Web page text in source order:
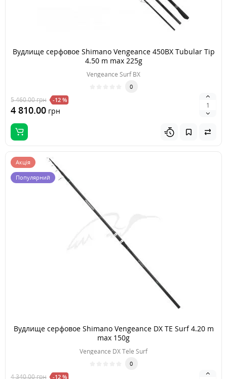
Вудлище серфовое Shimano Vengeance 450BX Tubular Tip
4.50 m max 225g
Vengeance Surf BX
0
5 460.00грн -12 %
4 810.00 грн
Акція
Популярний
Вудлище серфовое Shimano Vengeance DX TE Surf 4.20 m
max 150g
Vengeance DX Tele Surf
0
4 340.00грн -12 %